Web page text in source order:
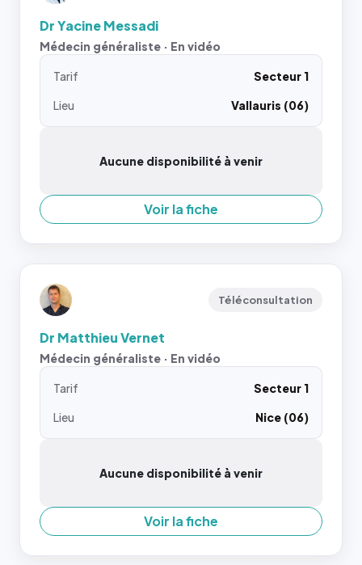
Dr Yacine Messadi
Médecin généraliste · En vidéo
Tarif
Secteur 1
Lieu
Vallauris (06)
Aucune disponibilité à venir
Voir la fiche
Téléconsultation
Dr Matthieu Vernet
Médecin généraliste · En vidéo
Tarif
Secteur 1
Lieu
Nice (06)
Aucune disponibilité à venir
Voir la fiche